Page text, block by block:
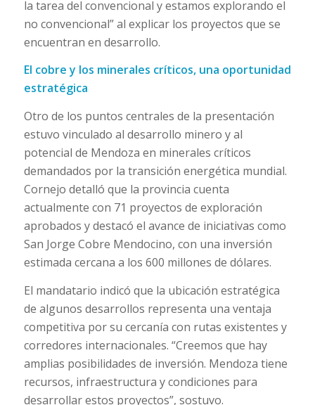
la tarea del convencional y estamos explorando el
no convencional” al explicar los proyectos que se
encuentran en desarrollo.
El cobre y los minerales críticos, una oportunidad
estratégica
Otro de los puntos centrales de la presentación
estuvo vinculado al desarrollo minero y al
potencial de Mendoza en minerales críticos
demandados por la transición energética mundial.
Cornejo detalló que la provincia cuenta
actualmente con 71 proyectos de exploración
aprobados y destacó el avance de iniciativas como
San Jorge Cobre Mendocino, con una inversión
estimada cercana a los 600 millones de dólares.
El mandatario indicó que la ubicación estratégica
de algunos desarrollos representa una ventaja
competitiva por su cercanía con rutas existentes y
corredores internacionales. “Creemos que hay
amplias posibilidades de inversión. Mendoza tiene
recursos, infraestructura y condiciones para
desarrollar estos proyectos”, sostuvo.